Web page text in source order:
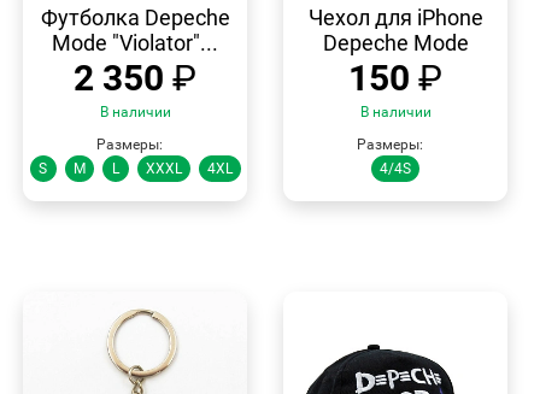
ПРОСМОТР
Футболка Depeche
Mode "Violator"...
2 350 ₽
В наличии
Размеры:
S
M L XXXL 4XL
ПРОСМОТР
Чехол для iPhone
Depeche Mode
150 ₽
В наличии
Размеры:
4/4S